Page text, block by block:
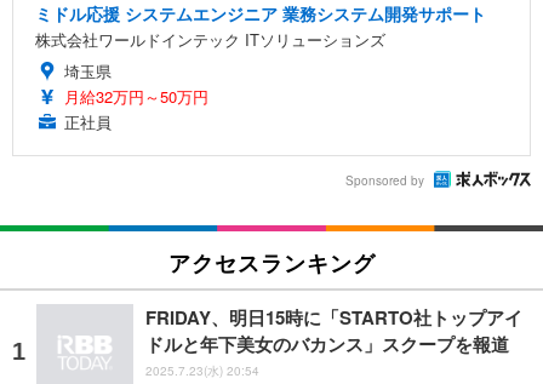
ミドル応援 システムエンジニア 業務システム開発サポート
株式会社ワールドインテック ITソリューションズ
埼玉県
月給32万円～50万円
正社員
Sponsored by
アクセスランキング
FRIDAY、明日15時に「STARTO社トップアイ
ドルと年下美女のバカンス」スクープを報道
2025.7.23(水) 20:54